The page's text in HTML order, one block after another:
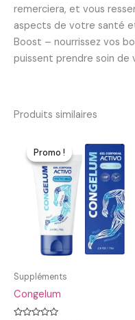
remerciera, et vous
aspects de votre santé
Boost – nourrissez vos
puissent prendre soin de
Produits similaires
Promo !
Promo !
Suppléments
Congelum